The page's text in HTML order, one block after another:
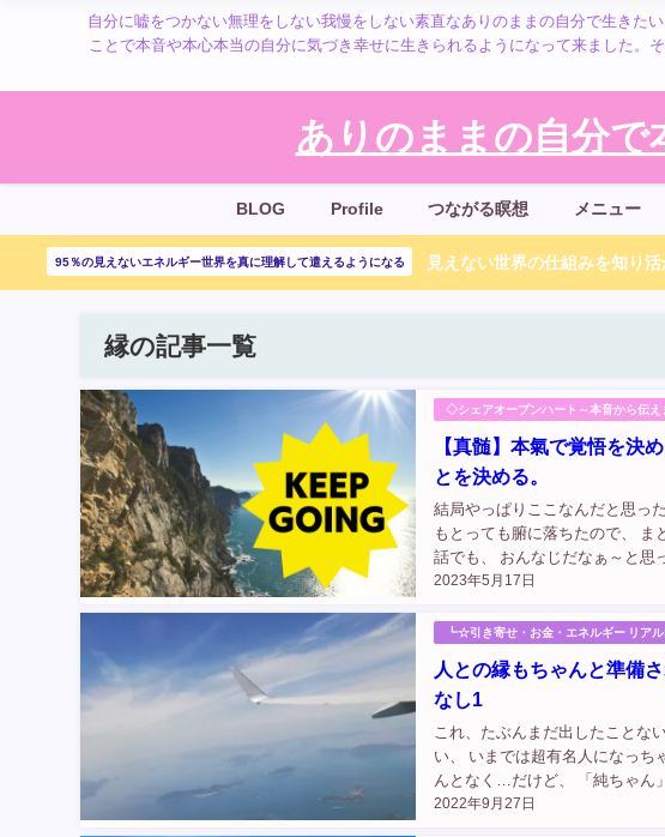
自分に嘘をつかない無理をしない我慢をしない素直なありのままの自分で生きた
ことで本音や本心本当の自分に気づき幸せに生きられるようになって来ました
ありのままの自分で
BLOG Profile つながる瞑想 メニュー
95％の見えないエネルギー世界を真に理解して遣えるようになる 見えない世界の仕組みを知り
縁の記事一覧
◇シェアオープンハート～本音から伝え
【真髄】本氣で覚悟を決
とを決める。
2023年5月17日
結局やっぱりここなんだと思っ
もとっても腑に落ちたので、
話でも、 おんなじだなぁ～と思
ージョンでもあるなぁ～と思っ
┗☆引き寄せ・お金・エネルギー リア
人との縁もちゃんと準備
なし1
2022年9月27日
これ、たぶんまだ出したことな
い、 いまでは超有名人になっち
んとなく…だけど、 「純ちゃん
なものを汚したくないっていう